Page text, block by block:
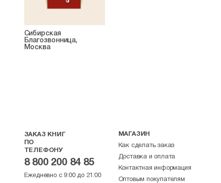
Сибирская
Благозвонница,
Москва
ЗАКАЗ КНИГ
ПО
ТЕЛЕФОНУ
8 800 200 84 85
Ежедневно с 9:00 до 21:00
МАГАЗИН
Как сделать заказ
Доставка и оплата
Контактная информация
Оптовым покупателям